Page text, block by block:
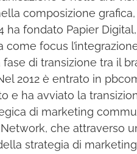
composizione
ha fondato Papier
come focus
di transizione tra il
2012 è entrato in
e ha avviato la
di marketing
che attraverso
strategia di